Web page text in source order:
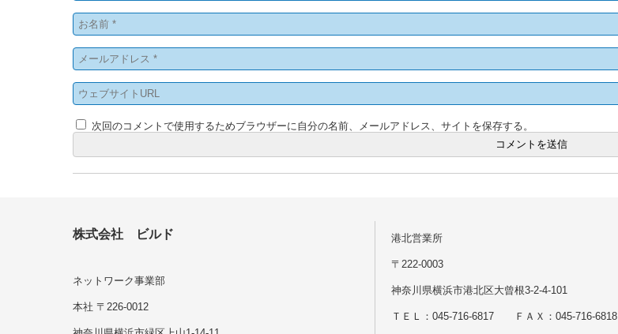
次回のコメントで使用するためブラウザーに自分の名前、メールアドレス、サイトを保存する。
株式会社 ビルド
ネットワーク事業部
本社 〒226-0012
港北営業所
〒222-0003
神奈川県横浜市港北区大曾根3-2-4-101
ＴＥＬ：045-716-6817 ＦＡＸ：045-716-6818